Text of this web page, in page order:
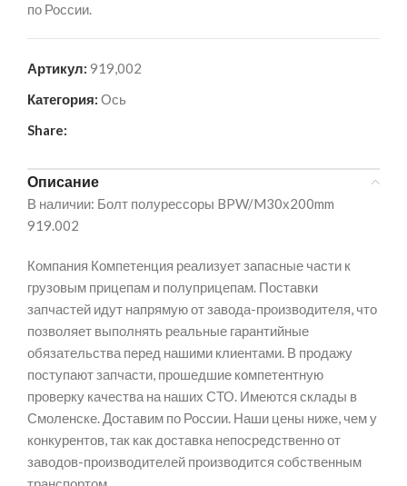
по России.
Артикул: 919,002
Категория: Ось
Share:
Описание
В наличии: Болт полурессоры BPW/M30х200mm
919.002
Компания Компетенция реализует запасные части к
грузовым прицепам и полуприцепам. Поставки
запчастей идут напрямую от завода-производителя, что
позволяет выполнять реальные гарантийные
обязательства перед нашими клиентами. В продажу
поступают запчасти, прошедшие компетентную
проверку качества на наших СТО. Имеются склады в
Смоленске. Доставим по России. Наши цены ниже, чем у
конкурентов, так как доставка непосредственно от
заводов-производителей производится собственным